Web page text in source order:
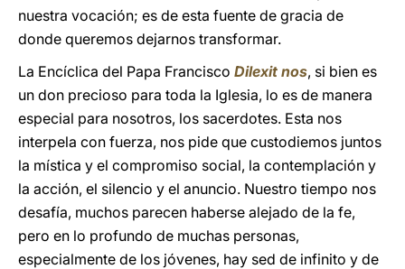
nuestra vocación; es de esta fuente de gracia de
donde queremos dejarnos transformar.
La Encíclica del Papa Francisco Dilexit nos, si bien es
un don precioso para toda la Iglesia, lo es de manera
especial para nosotros, los sacerdotes. Esta nos
interpela con fuerza, nos pide que custodiemos juntos
la mística y el compromiso social, la contemplación y
la acción, el silencio y el anuncio. Nuestro tiempo nos
desafía, muchos parecen haberse alejado de la fe,
pero en lo profundo de muchas personas,
especialmente de los jóvenes, hay sed de infinito y de